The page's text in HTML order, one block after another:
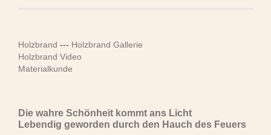
Holzbrand --- Holzbrand Gallerie
Holzbrand Video
Materialkunde
Die wahre Schönheit kommt ans Licht
Lebendig geworden durch den Hauch des Feuers